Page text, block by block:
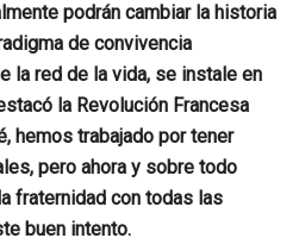
podrán cambiar la historia
de convivencia
la red de la vida, se instale en
la Revolución Francesa
hemos trabajado por tener
pero ahora y sobre todo
fraternidad con todas las
buen intento.